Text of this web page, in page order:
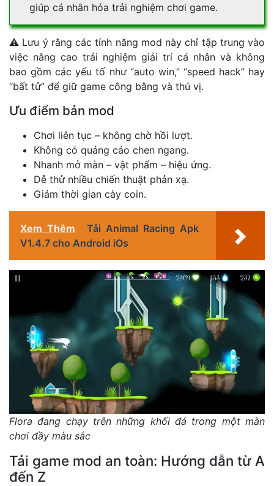
giúp cá nhân hóa trải nghiệm chơi game.
⚠ Lưu ý rằng các tính năng mod này chỉ tập trung vào
việc nâng cao trải nghiệm giải trí cá nhân và không
bao gồm các yếu tố như “auto win,” “speed hack” hay
“bất tử” để giữ game công bằng và thú vị.
Ưu điểm bản mod
Chơi liên tục – không chờ hồi lượt.
Không có quảng cáo chen ngang.
Nhanh mở màn – vật phẩm – hiệu ứng.
Dễ thử nhiều chiến thuật phản xạ.
Giảm thời gian cày coin.
Xem Thêm
Tải Animal Racing Apk
V1.4.7 cho Android iOs
Flora đang chạy trên những khối đá trong một màn
chơi đầy màu sắc
Tải game mod an toàn: Hướng dẫn từ A
đến Z